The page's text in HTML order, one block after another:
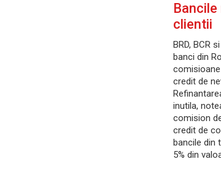
clientii
BRD, BCR
banci din
credit de
inutila,
comision
credit de
bancile din
5% din